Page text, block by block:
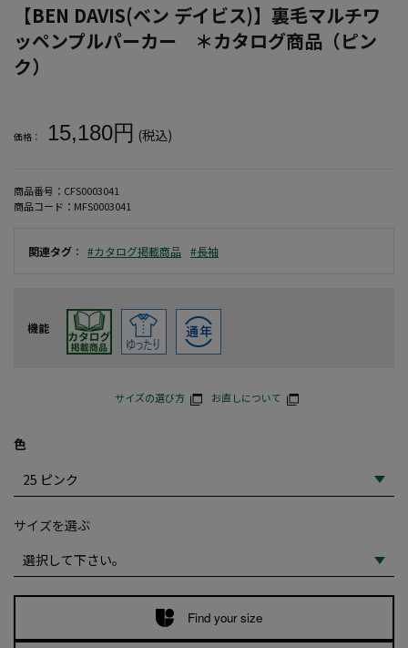
【BEN DAVIS(ベン デイビス)】裏毛マルチワ
ッペンプルパーカー ＊カタログ商品（ピン
ク）
価格： 15,180円 (税込)
商品番号： CFS0003041
商品コード： MFS0003041
関連タグ ： #カタログ掲載商品 #長袖
機能
サイズの選び方 お直しについて
色
サイズを選ぶ
Find your size